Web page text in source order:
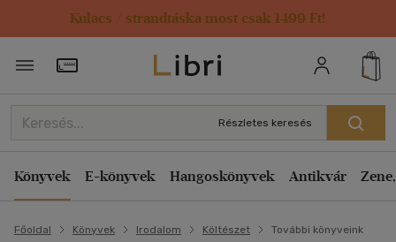
Kulacs / strandtáska most csak 1499 Ft!
Törzsvásárlói Kártya adatai
Részletes keresés
Könyvek E-könyvek Hangoskönyvek Antikvár
Főoldal Könyvek Irodalom Költészet További könyveink